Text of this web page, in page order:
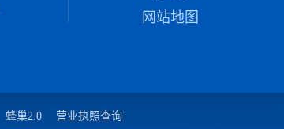
网站地图
蜂巢2.0 营业执照查询